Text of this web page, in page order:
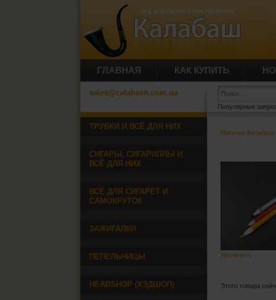
ГЛАВНАЯ КАК КУПИТЬ
sales@calabash.com.ua
Популярные
Магазин Калабаш
Увеличить
Этого товара
ТРУБКИ И ВСЁ ДЛЯ НИХ
СИГАРЫ, СИГАРИЛЛЫ И
ВСЁ ДЛЯ НИХ
ВСЁ ДЛЯ СИГАРЕТ И
САМОКРУТОК
ЗАЖИГАЛКИ
ПЕПЕЛЬНИЦЫ
HEADSHOP (ХЭДШОП)